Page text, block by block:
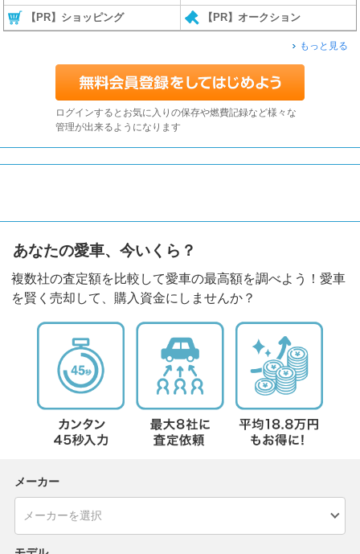
【PR】ショッピング 【PR】オークション
もっと見る
ログインするとお気に入りの保存や燃費記録など様々な
管理が出来るようになります
あなたの愛車、今いくら？
複数社の査定額を比較して愛車の最高額を調べよう！愛車
を賢く売却して、購入資金にしませんか？
メーカー